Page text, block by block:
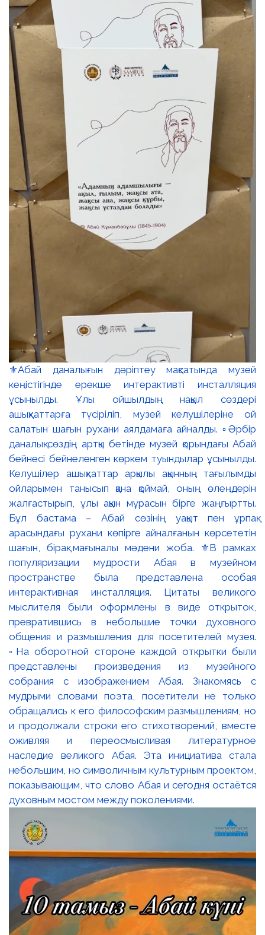
⚜️Абай даналығын дәріптеу мақсатында музей
кеңістігінде ерекше интерактивті инсталляция
ұсынылды. Ұлы ойшылдың нақыл сөздері
ашықхаттарға түсіріліп, музей келушілеріне ой
салатын шағын рухани аялдамаға айналды. ▫️Әрбір
даналық сөздің артқы бетінде музей қорындағы Абай
бейнесі бейнеленген көркем туындылар ұсынылды.
Келушілер ашықхаттар арқылы ақынның тағылымды
ойларымен танысып қана қоймай, оның өлеңдерін
жалғастырып, ұлы ақын мұрасын бірге жаңғыртты.
Бұл бастама – Абай сөзінің уақыт пен ұрпақ
арасындағы рухани көпірге айналғанын көрсететін
шағын, бірақ мағыналы мәдени жоба. ⚜️В рамках
популяризации мудрости Абая в музейном
пространстве была представлена особая
интерактивная инсталляция. Цитаты великого
мыслителя были оформлены в виде открыток,
превратившись в небольшие точки духовного
общения и размышления для посетителей музея.
▫️На оборотной стороне каждой открытки были
представлены произведения из музейного
собрания с изображением Абая. Знакомясь с
мудрыми словами поэта, посетители не только
обращались к его философским размышлениям, но
и продолжали строки его стихотворений, вместе
оживляя и переосмысливая литературное
наследие великого Абая. Эта инициатива стала
небольшим, но символичным культурным проектом,
показывающим, что слово Абая и сегодня остаётся
духовным мостом между поколениями.